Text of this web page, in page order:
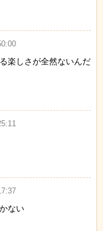
楽しさが全然ないんだ
ない